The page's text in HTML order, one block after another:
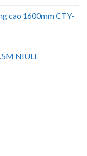
cao 1600mm CTY-
NIULI